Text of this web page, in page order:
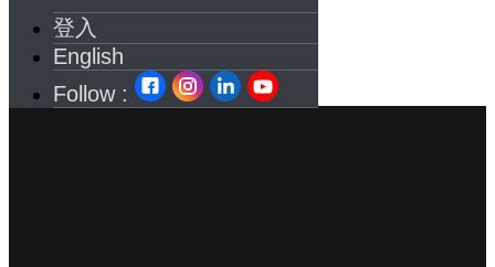
登入
English
Follow :